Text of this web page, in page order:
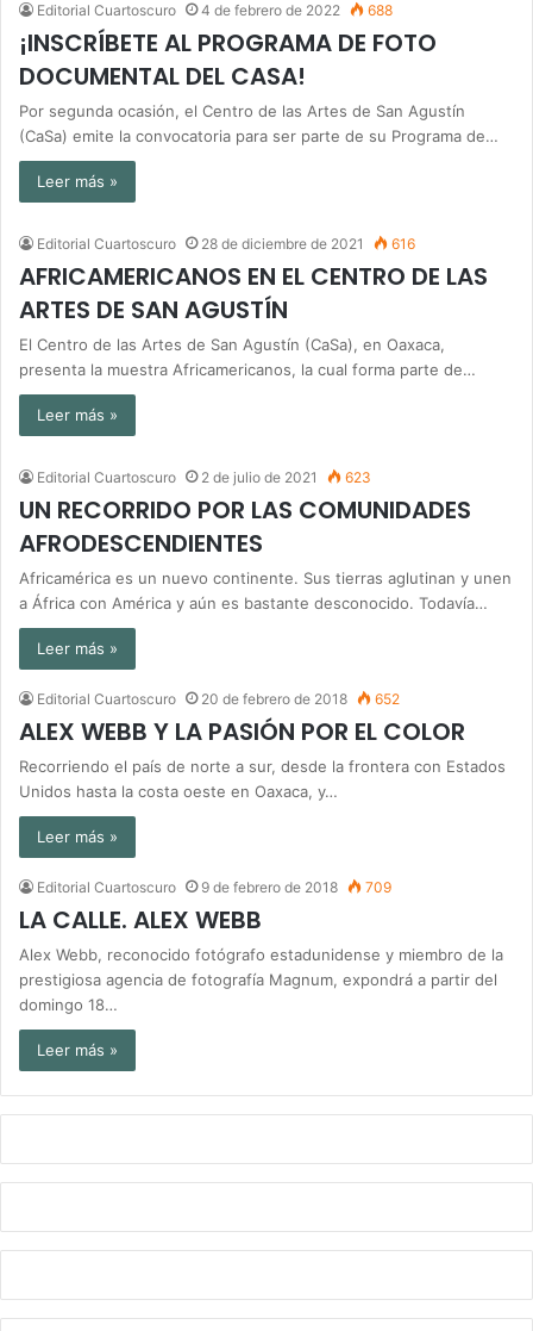
Editorial Cuartoscuro 4 de febrero de 2022 688
¡INSCRÍBETE AL PROGRAMA DE FOTO
DOCUMENTAL DEL CASA!
Por segunda ocasión, el Centro de las Artes de San Agustín
(CaSa) emite la convocatoria para ser parte de su Programa de…
Leer más »
Editorial Cuartoscuro 28 de diciembre de 2021 616
AFRICAMERICANOS EN EL CENTRO DE LAS
ARTES DE SAN AGUSTÍN
El Centro de las Artes de San Agustín (CaSa), en Oaxaca,
presenta la muestra Africamericanos, la cual forma parte de…
Leer más »
Editorial Cuartoscuro 2 de julio de 2021 623
UN RECORRIDO POR LAS COMUNIDADES
AFRODESCENDIENTES
Africamérica es un nuevo continente. Sus tierras aglutinan y unen
a África con América y aún es bastante desconocido. Todavía…
Leer más »
Editorial Cuartoscuro 20 de febrero de 2018 652
ALEX WEBB Y LA PASIÓN POR EL COLOR
Recorriendo el país de norte a sur, desde la frontera con Estados
Unidos hasta la costa oeste en Oaxaca, y…
Leer más »
Editorial Cuartoscuro 9 de febrero de 2018 709
LA CALLE. ALEX WEBB
Alex Webb, reconocido fotógrafo estadunidense y miembro de la
prestigiosa agencia de fotografía Magnum, expondrá a partir del
domingo 18…
Leer más »